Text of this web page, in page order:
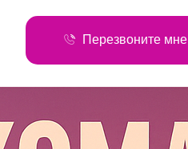
Перезвоните мне